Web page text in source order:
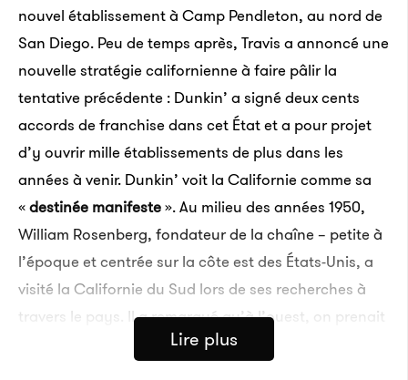
nouvel établissement à Camp Pendleton, au nord de
San Diego. Peu de temps après, Travis a annoncé une
nouvelle stratégie californienne à faire pâlir la
tentative précédente : Dunkin’ a signé deux cents
accords de franchise dans cet État et a pour projet
d’y ouvrir mille établissements de plus dans les
années à venir. Dunkin’ voit la Californie comme sa
«destinée manifeste». Au milieu des années 1950,
William Rosenberg, fondateur de la chaîne – petite à
l’époque et centrée sur la côte est des États-Unis, a
visité la Californie du Sud lors de ses recherches à
travers le pays. Il a remarqué qu’à l’ouest, on prenait
son petit-déjeuner dans sa voiture, au lieu de prendre
Lire plus